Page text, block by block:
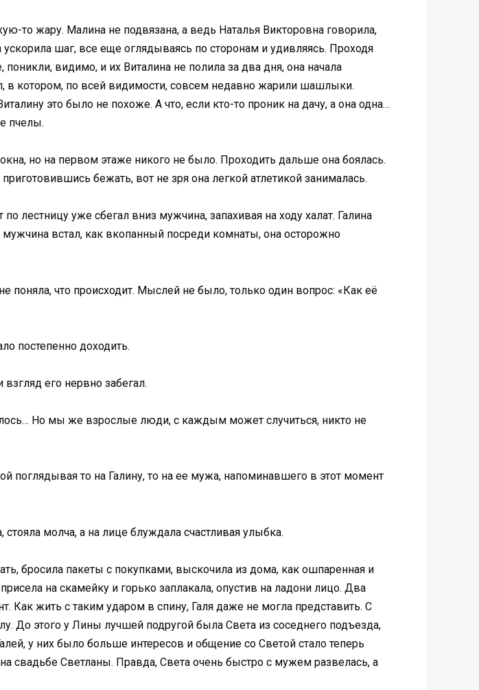
то жару. Малина не подвязана, а ведь Наталья Викторовна говорила,
шаг, все еще оглядываясь по сторонам и удивляясь. Проходя
видимо, и их Виталина не полила за два дня, она начала
в котором, по всей видимости, совсем недавно жарили шашлыки.
это было не похоже. А что, если кто-то проник на дачу, а она одна…
пчелы.
но на первом этаже никого не было. Проходить дальше она боялась.
бежать, вот не зря она легкой атлетикой занималась.
лестницу уже сбегал вниз мужчина, запахивая на ходу халат. Галина
встал, как вкопанный посреди комнаты, она осторожно
поняла, что происходит. Мыслей не было, только один вопрос: «Как её
постепенно доходить.
его нервно забегал.
Но мы же взрослые люди, с каждым может случиться, никто не
поглядывая то на Галину, то на ее мужа, напоминавшего в этот момент
молча, а на лице блуждала счастливая улыбка.
бросила пакеты с покупками, выскочила из дома, как ошпаренная и
на скамейку и горько заплакала, опустив на ладони лицо. Два
жить с таким ударом в спину, Галя даже не могла представить. С
До этого у Лины лучшей подругой была Света из соседнего подъезда,
у них было больше интересов и общение со Светой стало теперь
свадьбе Светланы. Правда, Света очень быстро с мужем развелась, а